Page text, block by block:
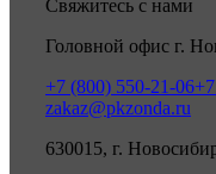
Свяжитесь с нами
Головной офис г.
+7 (800) 550-21-06
zakaz@pkzonda.ru
630015, г.